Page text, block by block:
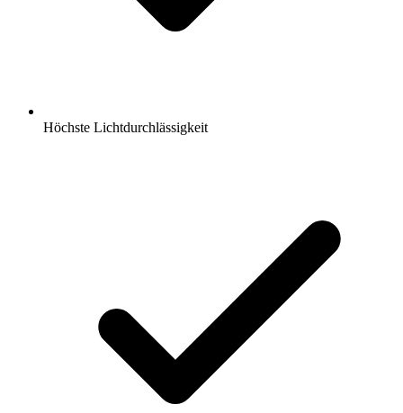
Höchste Lichtdurchlässigkeit